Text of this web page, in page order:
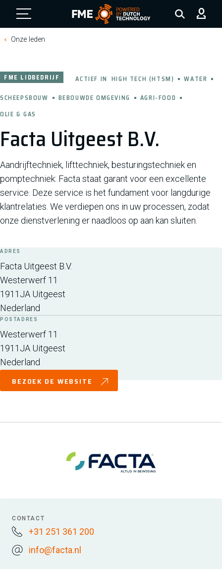
FME Logo, to the homepage
Onze leden
Facta Uitgeest B.V.
FME LIDBEDRIJF ACTIEF IN HIGH TECH (HTSM)
WATER
SCHEEPSBOUW
BEBOUWDE OMGEVING
AGRI-FOOD
OLIE & GAS
Aandrijftechniek, lifttechniek, besturingstechniek en
pomptechniek: Facta staat garant voor een excellente
service. Deze service is het fundament voor langdurige
klantrelaties. We verdiepen ons in uw processen, zodat
onze dienstverlening er naadloos op aan kan sluiten.
ADRES
Facta Uitgeest B.V.
Westerwerf 11
1911JA Uitgeest
Nederland
POSTADRES
Westerwerf 11
1911JA Uitgeest
Nederland
BEZOEK DE WEBSITE
CONTACT
+31 251 361 200
info@facta.nl